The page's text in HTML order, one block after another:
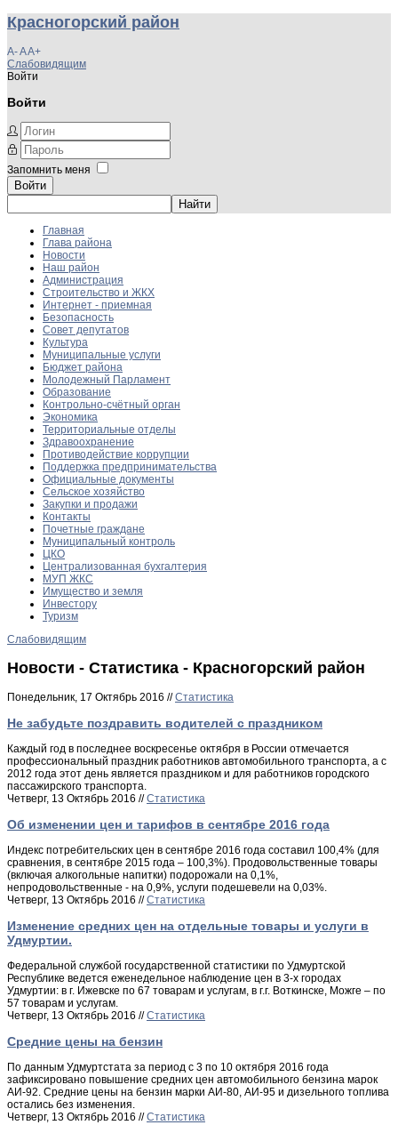
Красногорский район
A-AA+
Слабовидящим
Войти
Войти
Запомнить меня
Войти
Главная
Глава района
Новости
Наш район
Администрация
Строительство и ЖКХ
Интернет - приемная
Безопасность
Совет депутатов
Культура
Муниципальные услуги
Бюджет района
Молодежный Парламент
Образование
Контрольно-счётный орган
Экономика
Территориальные отделы
Здравоохранение
Противодействие коррупции
Поддержка предпринимательства
Официальные документы
Сельское хозяйство
Закупки и продажи
Контакты
Почетные граждане
Муниципальный контроль
ЦКО
Централизованная бухгалтерия
МУП ЖКС
Имущество и земля
Инвестору
Туризм
Слабовидящим
Новости - Статистика - Красногорский район
Понедельник, 17 Октябрь 2016 //Статистика
Не забудьте поздравить водителей с праздником
Каждый год в последнее воскресенье октября в России отмечается
профессиональный праздник работников автомобильного транспорта, а с
2012 года этот день является праздником и для работников городского
пассажирского транспорта.
Четверг, 13 Октябрь 2016 //Статистика
Об изменении цен и тарифов в сентябре 2016 года
Индекс потребительских цен в сентябре 2016 года составил 100,4% (для
сравнения, в сентябре 2015 года – 100,3%). Продовольственные товары
(включая алкогольные напитки) подорожали на 0,1%,
непродовольственные - на 0,9%, услуги подешевели на 0,03%.
Четверг, 13 Октябрь 2016 //Статистика
Изменение средних цен на отдельные товары и услуги в
Удмуртии.
Федеральной службой государственной статистики по Удмуртской
Республике ведется еженедельное наблюдение цен в 3-х городах
Удмуртии: в г. Ижевске по 67 товарам и услугам, в г.г. Воткинске, Можге – по
57 товарам и услугам.
Четверг, 13 Октябрь 2016 //Статистика
Средние цены на бензин
По данным Удмуртстата за период с 3 по 10 октября 2016 года
зафиксировано повышение средних цен автомобильного бензина марок
АИ-92. Средние цены на бензин марки АИ-80, АИ-95 и дизельного топлива
остались без изменения.
Четверг, 13 Октябрь 2016 //Статистика